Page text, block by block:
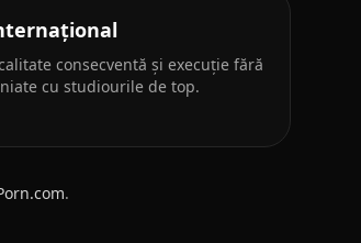
consecventă și execuție fără
cu studiourile de top.
.